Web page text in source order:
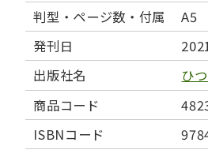
判型・ページ数・付属
A5
発刊日
出版社名
ひ
商品コード
ISBNコード